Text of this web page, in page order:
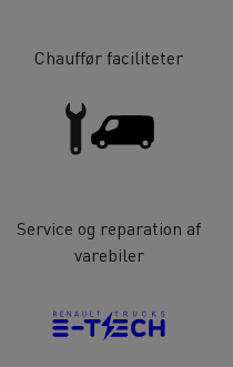
Chauffør faciliteter
Service og reparation af
varebiler